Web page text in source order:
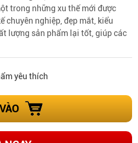
trong những xu thế mới được
chuyên nghiệp, đẹp mắt, kiểu
lượng sản phẩm lại tốt, giúp các
yêu thích